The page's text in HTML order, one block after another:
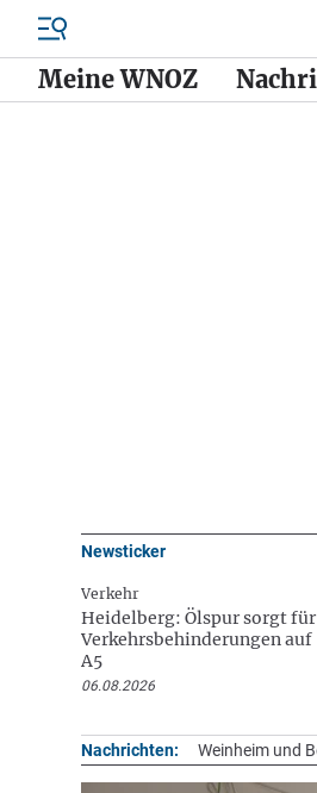
Meine WNOZ
Newsticker
Verkehr
Heidelberg: Ölspur sorgt für
Verkehrsbehinderungen auf
A5
06.08.2026
Nachrichten: Weinheim und